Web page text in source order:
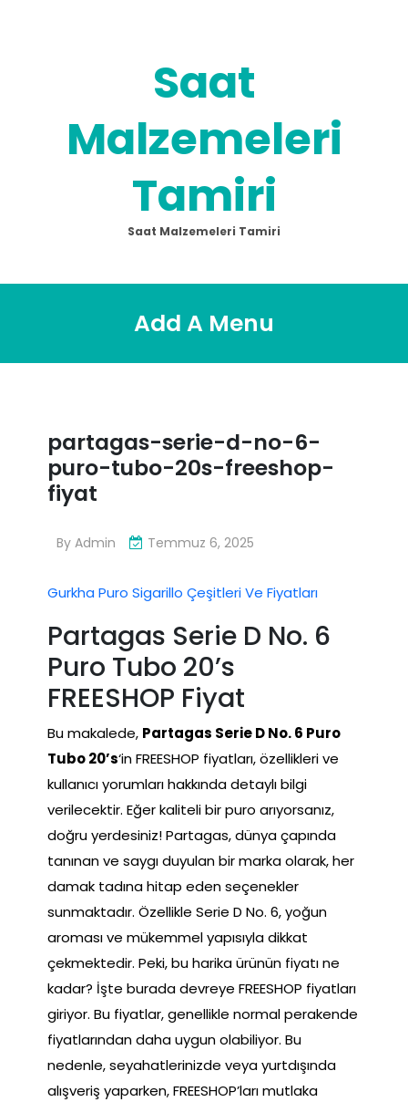
Saat
Malzemeleri
Tamiri
Saat Malzemeleri Tamiri
Add A Menu
partagas-serie-d-no-6-
puro-tubo-20s-freeshop-
fiyat
By Admin Temmuz 6, 2025
Gurkha Puro Sigarillo Çeşitleri Ve Fiyatları
Partagas Serie D No. 6
Puro Tubo 20’s
FREESHOP Fiyat
Bu makalede, Partagas Serie D No. 6 Puro
Tubo 20’s‘in FREESHOP fiyatları, özellikleri ve
kullanıcı yorumları hakkında detaylı bilgi
verilecektir. Eğer kaliteli bir puro arıyorsanız,
doğru yerdesiniz! Partagas, dünya çapında
tanınan ve saygı duyulan bir marka olarak, her
damak tadına hitap eden seçenekler
sunmaktadır. Özellikle Serie D No. 6, yoğun
aroması ve mükemmel yapısıyla dikkat
çekmektedir. Peki, bu harika ürünün fiyatı ne
kadar? İşte burada devreye FREESHOP fiyatları
giriyor. Bu fiyatlar, genellikle normal perakende
fiyatlarından daha uygun olabiliyor. Bu
nedenle, seyahatlerinizde veya yurtdışında
alışveriş yaparken, FREESHOP’ları mutlaka